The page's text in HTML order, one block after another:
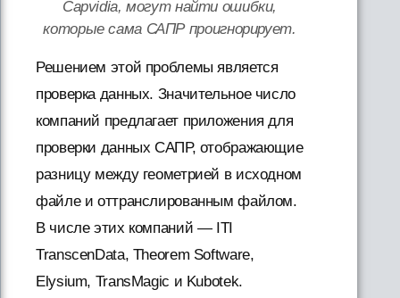
Capvidia, могут найти ошибки,
которые сама САПР проигнорирует.
Решением этой проблемы является
проверка данных. Значительное число
компаний предлагает приложения для
проверки данных САПР, отображающие
разницу между геометрией в исходном
файле и оттранслированным файлом.
В числе этих компаний — ITI
TranscenData, Theorem Software,
Elysium, TransMagic и Kubotek.